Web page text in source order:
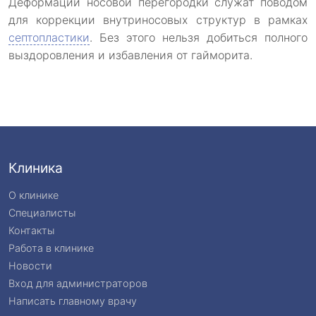
для коррекции внутриносовых структур в рамках
септопластики. Без этого нельзя добиться полного
выздоровления и избавления от гайморита.
Клиника
О клинике
Специалисты
Контакты
Работа в клинике
Новости
Вход для администраторов
Написать главному врачу